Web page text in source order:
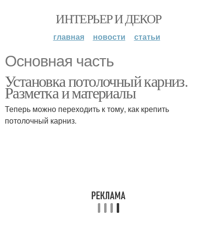
ИНТЕРЬЕР И ДЕКОР
главная новости статьи
Основная часть
Установка потолочный карниз.
Разметка и материалы
Теперь можно переходить к тому, как крепить
потолочный карниз.